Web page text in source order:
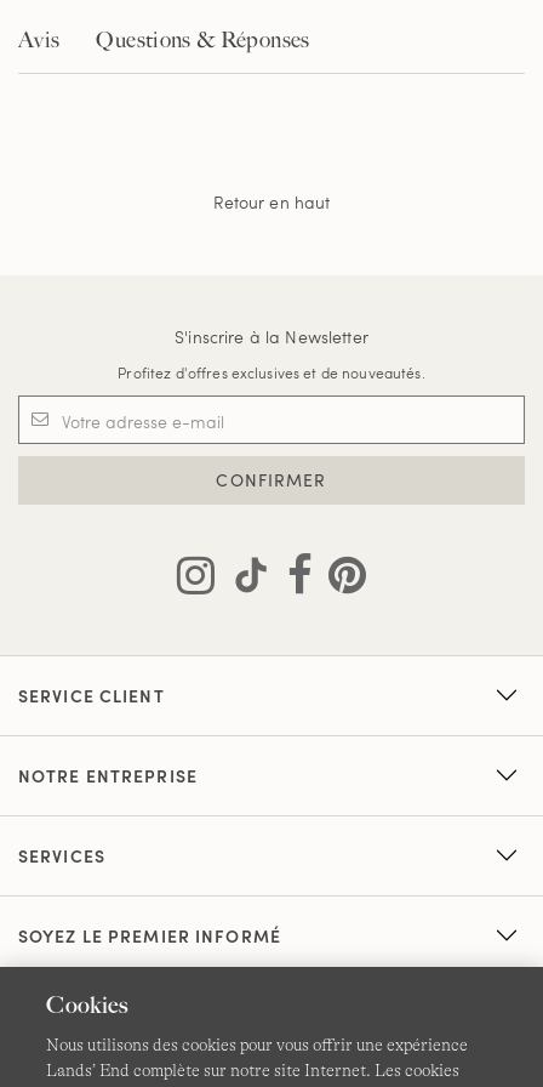
Avis Questions & Réponses
Retour en haut
S'inscrire à la Newsletter
Profitez d'offres exclusives et de nouveautés.
CONFIRMER
SERVICE CLIENT
NOTRE ENTREPRISE
SERVICES
SOYEZ LE PREMIER INFORMÉ
Cookies
Nous utilisons des cookies pour vous offrir une expérience
Lands’ End complète sur notre site Internet. Les cookies